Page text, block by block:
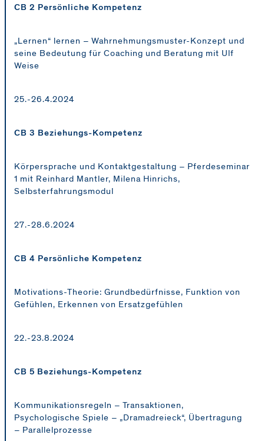
CB 2 Persönliche Kompetenz
„Lernen“ lernen – Wahrnehmungsmuster-Konzept und
seine Bedeutung für Coaching und Beratung mit Ulf
Weise
25.-26.4.2024
CB 3 Beziehungs-Kompetenz
Körpersprache und Kontaktgestaltung – Pferdeseminar
1 mit Reinhard Mantler, Milena Hinrichs,
Selbsterfahrungsmodul
27.-28.6.2024
CB 4 Persönliche Kompetenz
Motivations-Theorie: Grundbedürfnisse, Funktion von
Gefühlen, Erkennen von Ersatzgefühlen
22.-23.8.2024
CB 5 Beziehungs-Kompetenz
Kommunikationsregeln – Transaktionen,
Psychologische Spiele – „Dramadreieck“, Übertragung
– Parallelprozesse